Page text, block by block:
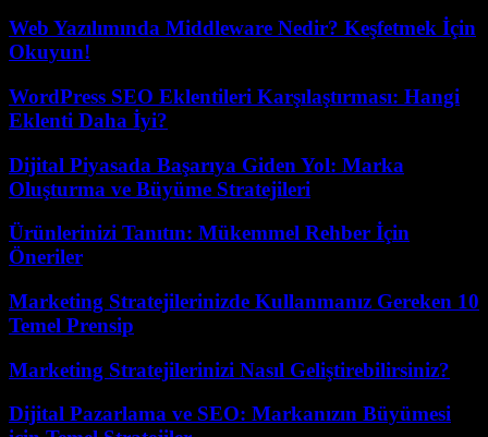
Web Yazılımında Middleware Nedir? Keşfetmek İçin
Okuyun!
WordPress SEO Eklentileri Karşılaştırması: Hangi
Eklenti Daha İyi?
Dijital Piyasada Başarıya Giden Yol: Marka
Oluşturma ve Büyüme Stratejileri
Ürünlerinizi Tanıtın: Mükemmel Rehber İçin
Öneriler
Marketing Stratejilerinizde Kullanmanız Gereken 10
Temel Prensip
Marketing Stratejilerinizi Nasıl Geliştirebilirsiniz?
Dijital Pazarlama ve SEO: Markanızın Büyümesi